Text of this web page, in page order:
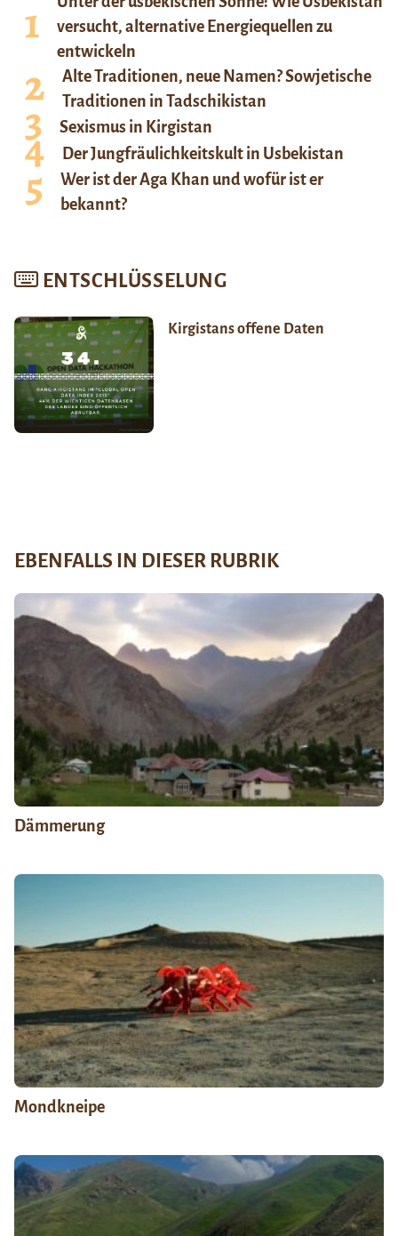
versucht, alternative Energiequellen zu
entwickeln
Alte Traditionen, neue Namen? Sowjetische
Traditionen in Tadschikistan
Sexismus in Kirgistan
Der Jungfräulichkeitskult in Usbekistan
Wer ist der Aga Khan und wofür ist er
bekannt?
ENTSCHLÜSSELUNG
Kirgistans offene Daten
EBENFALLS IN DIESER RUBRIK
Dämmerung
Mondkneipe